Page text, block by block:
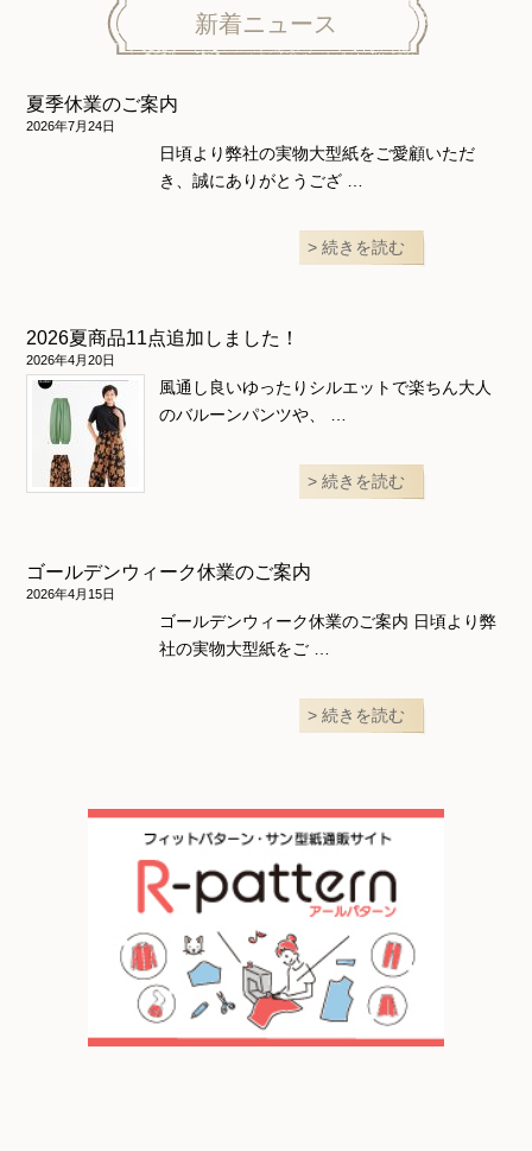
和風衣類
ウェディング・コスチューム
スカート・パンツ
新着ニュース
夏季休業のご案内
2026年7月24日
日頃より弊社の実物大型紙をご愛顧いただ
き、誠にありがとうござ …
続きを読む
2026夏商品11点追加しました！
2026年4月20日
風通し良いゆったりシルエットで楽ちん大人
のバルーンパンツや、 …
続きを読む
ゴールデンウィーク休業のご案内
2026年4月15日
ゴールデンウィーク休業のご案内 日頃より弊
社の実物大型紙をご …
続きを読む